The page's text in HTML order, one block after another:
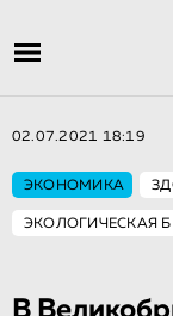
02.07.2021 18:19
ЭКОНОМИКА
ЭКОЛОГИЧЕСКАЯ
В